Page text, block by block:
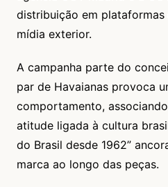
distribuição em
mídia exterior.
A campanha parte do
par de Havaianas provoca
comportamento,
atitude ligada à cultura
do Brasil desde 1962”
marca ao longo das peças.